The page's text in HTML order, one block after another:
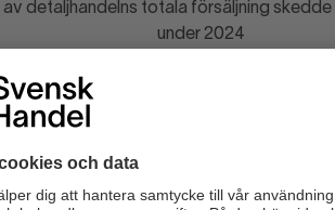
av detaljhandelns totala försäljning
under 2024